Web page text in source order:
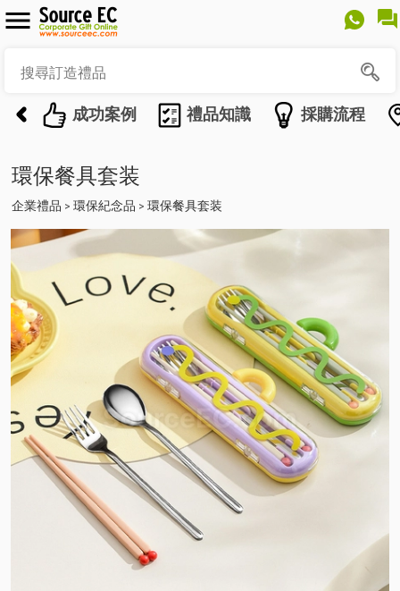
成功案例 禮品知識 採購流程
環保餐具套装
企業禮品 > 環保紀念品 > 環保餐具套装